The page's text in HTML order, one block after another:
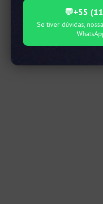
💬+55
Se tiver dúvidas,